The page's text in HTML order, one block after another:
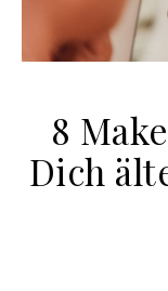
8
Dich